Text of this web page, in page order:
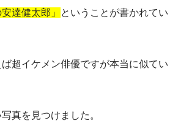
達健太郎」
ということが書かれてい
超イケメン俳優ですが本当に似てい
真を見つけました。